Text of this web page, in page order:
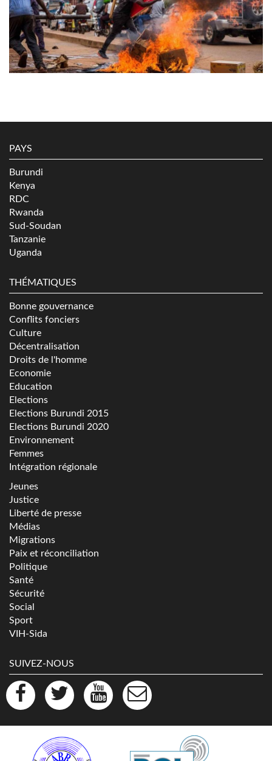
PAYS
Burundi
Kenya
RDC
Rwanda
Sud-Soudan
Tanzanie
Uganda
THÉMATIQUES
Bonne gouvernance
Conflits fonciers
Culture
Décentralisation
Droits de l'homme
Economie
Education
Elections
Elections Burundi 2015
Elections Burundi 2020
Environnement
Femmes
Intégration régionale
Jeunes
Justice
Liberté de presse
Médias
Migrations
Paix et réconciliation
Politique
Santé
Sécurité
Social
Sport
VIH-Sida
SUIVEZ-NOUS